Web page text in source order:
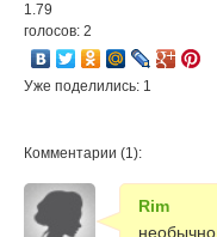
1.79
голосов: 2
Уже поделились: 1
Комментарии (1):
Rim
необычно